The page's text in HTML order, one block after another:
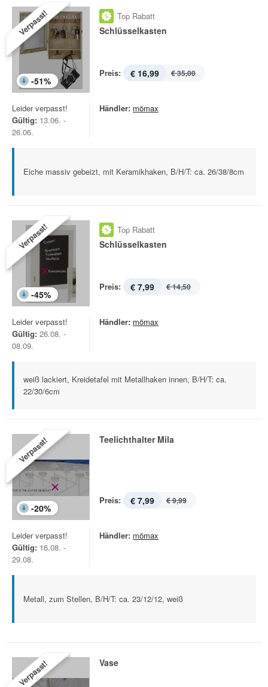
Verpasst!
-51%
Top Rabatt
Schlüsselkasten
Preis: € 16,99 € 35,00
Leider verpasst!
Gültig: 13.06. -
26.06.
Händler: mömax
Eiche massiv gebeizt, mit Keramikhaken, B/H/T: ca. 26/38/8cm
Verpasst!
-45%
Top Rabatt
Schlüsselkasten
Preis: € 7,99 € 14,50
Leider verpasst!
Gültig: 26.08. -
08.09.
Händler: mömax
weiß lackiert, Kreidetafel mit Metallhaken innen, B/H/T: ca.
22/30/6cm
Verpasst!
-20%
Teelichthalter Mila
Preis: € 7,99 € 9,99
Leider verpasst!
Gültig: 16.08. -
29.08.
Händler: mömax
Metall, zum Stellen, B/H/T: ca. 23/12/12, weiß
Verpasst! Vase